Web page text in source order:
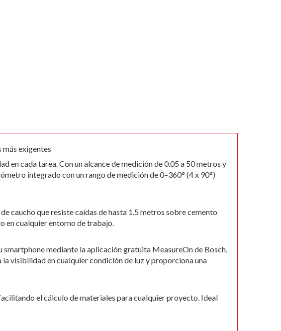
exigentes
en cada tarea. Con un alcance de medición de 0.05 a 50 metros y
integrado con un rango de medición de 0–360° (4 x 90°)
caucho que resiste caídas de hasta 1.5 metros sobre cemento
en cualquier entorno de trabajo.
mediante la aplicación gratuita MeasureOn de Bosch,
visibilidad en cualquier condición de luz y proporciona una
el cálculo de materiales para cualquier proyecto. Ideal